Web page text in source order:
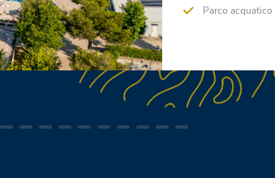
Parco